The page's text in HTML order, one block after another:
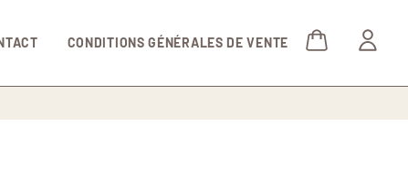
CONDITIONS GÉNÉRALES DE VENTE